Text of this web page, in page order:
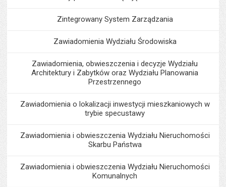
Zintegrowany System Zarządzania
Zawiadomienia Wydziału Środowiska
Zawiadomienia, obwieszczenia i decyzje Wydziału
Architektury i Zabytków oraz Wydziału Planowania
Przestrzennego
Zawiadomienia o lokalizacji inwestycji mieszkaniowych w
trybie specustawy
Zawiadomienia i obwieszczenia Wydziału Nieruchomości
Skarbu Państwa
Zawiadomienia i obwieszczenia Wydziału Nieruchomości
Komunalnych